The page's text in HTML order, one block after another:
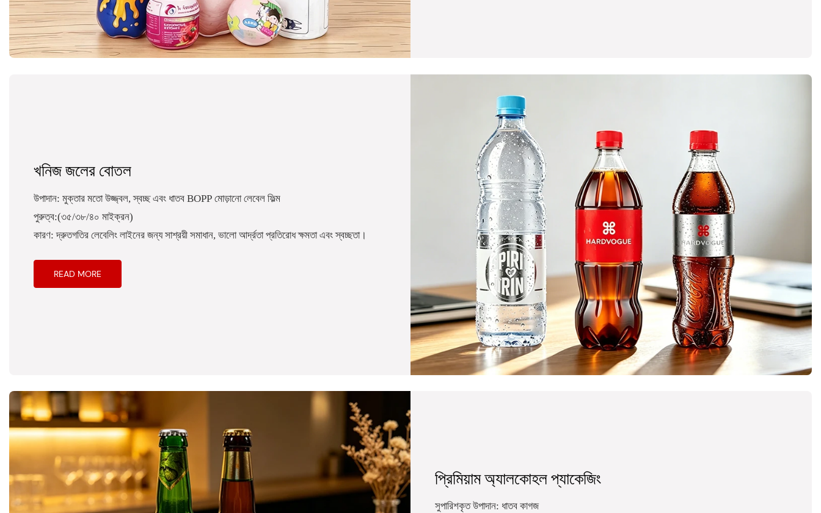
খনিজ জলের বোতল
উপাদান: মুক্তার মতো উজ্জ্বল, স্বচ্ছ এবং ধাতব BOPP মোড়ানো লেবেল ফিল্ম
পুরুত্ব:(৩৫/৩৮/৪০ মাইক্রন)
কারণ: দ্রুতগতির লেবেলিং লাইনের জন্য সাশ্রয়ী সমাধান, ভালো আর্দ্রতা প্রতিরোধ ক্ষমতা এবং স্বচ্ছতা।
READ MORE
প্রিমিয়াম অ্যালকোহল প্যাকেজিং
সুপারিশকৃত উপাদান: ধাতব কাগজ